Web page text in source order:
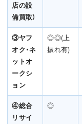
店の設
備買取）
③ヤフ
オク・ネ
ットオ
ークシ
ョン
◎◎(上
振れ有)
④総合
リサイ
◎